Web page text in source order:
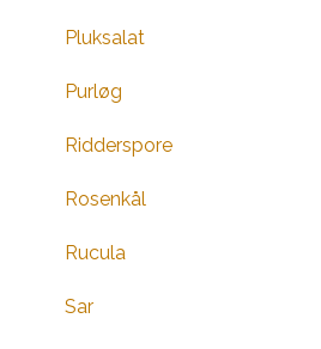
Pluksalat
Purløg
Ridderspore
Rosenkål
Rucula
Sar